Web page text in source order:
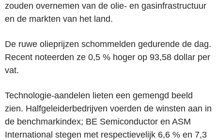
zouden overnemen van de olie- en gasinfrastructuur
en de markten van het land.
De ruwe olieprijzen schommelden gedurende de dag.
Recent noteerden ze 0,5 % hoger op 93,58 dollar per
vat.
Technologie-aandelen lieten een gemengd beeld
zien. Halfgeleiderbedrijven voerden de winsten aan in
de benchmarkindex; BE Semiconductor en ASM
International stegen met respectievelijk 6,6 % en 7,3